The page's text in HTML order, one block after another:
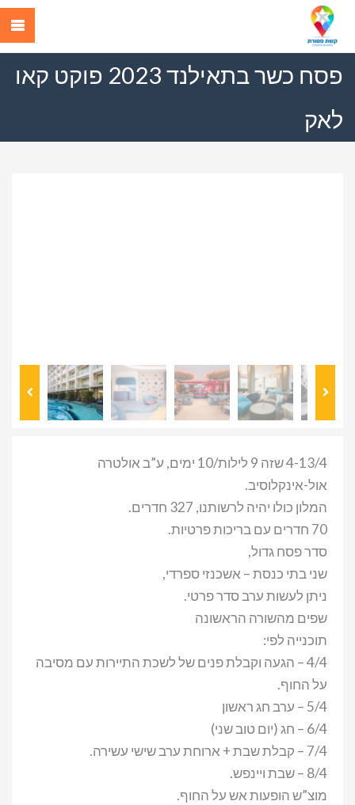
פסח כשר בתאילנד 2023 פוקט קאו
לאק
4-13/4 שזה 9 לילות/10 ימים, ע”ב אולטרה
אול-אינקלוסיב.
המלון כולו יהיה לרשותנו, 327 חדרים.
70 חדרים עם בריכות פרטיות.
סדר פסח גדול,
שני בתי כנסת – אשכנזי ספרדי,
ניתן לעשות ערב סדר פרטי.
שפים מהשורה הראשונה
תוכנייה לפי:
4/4 – הגעה וקבלת פנים של לשכת התיירות עם מסיבה
על החוף.
5/4 – ערב חג ראשון
6/4 – חג (יום טוב שני)
7/4 – קבלת שבת + ארוחת ערב שישי עשירה.
8/4 – שבת ויינפש.
מוצ”ש הופעות אש על החוף.